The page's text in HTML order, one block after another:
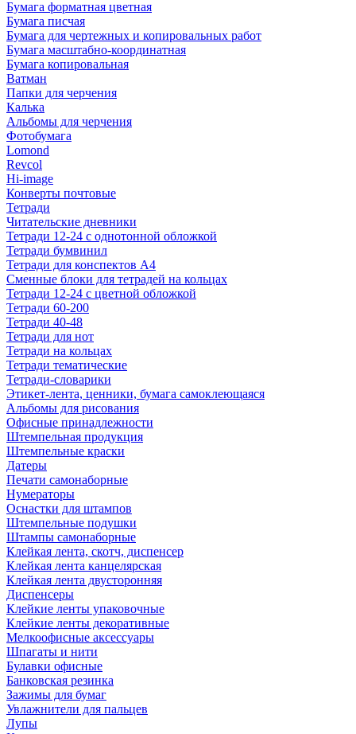
Бумага форматная цветная
Бумага писчая
Бумага для чертежных и копировальных работ
Бумага масштабно-координатная
Бумага копировальная
Ватман
Папки для черчения
Калька
Альбомы для черчения
Фотобумага
Lomond
Revcol
Hi-image
Конверты почтовые
Тетради
Читательские дневники
Тетради 12-24 с однотонной обложкой
Тетради бумвинил
Тетради для конспектов А4
Сменные блоки для тетрадей на кольцах
Тетради 12-24 с цветной обложкой
Тетради 60-200
Тетради 40-48
Тетради для нот
Тетради на кольцах
Тетради тематические
Тетради-словарики
Этикет-лента, ценники, бумага самоклеющаяся
Альбомы для рисования
Офисные принадлежности
Штемпельная продукция
Штемпельные краски
Датеры
Печати самонаборные
Нумераторы
Оснастки для штампов
Штемпельные подушки
Штампы самонаборные
Клейкая лента, скотч, диспенсер
Клейкая лента канцелярская
Клейкая лента двусторонняя
Диспенсеры
Клейкие ленты упаковочные
Клейкие ленты декоративные
Мелкоофисные аксессуары
Шпагаты и нити
Булавки офисные
Банковская резинка
Зажимы для бумаг
Увлажнители для пальцев
Лупы